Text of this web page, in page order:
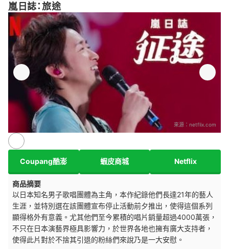
嵐日誌：旅途
來源： netflix.com
Coupang酷澎 蝦皮商城 Netflix
商品摘要
以日本知名男子歌唱團體為主角，本作紀錄他們長達21年的藝人
生涯，並特別選在該團體宣布停止活動前夕推出，使得這個系列
顯得格外有意義。尤其他們至今累積的唱片銷量超過4000萬張，
不只在日本演藝界極具影響力，於世界各地也擁有廣大支持者，
使得此片對於不捨其引退的粉絲們來說乃是一大安慰。